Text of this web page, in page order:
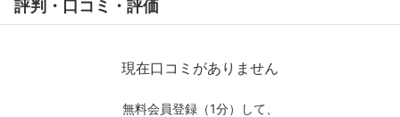
評判・口コミ・評価
現在口コミがありません
無料会員登録（1分）して、